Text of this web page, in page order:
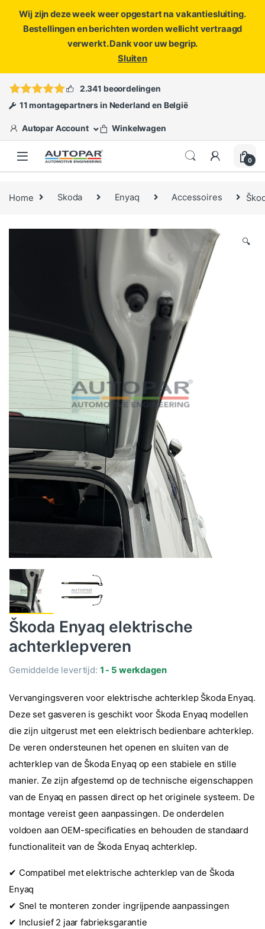
Wij zijn deze week weer opgestart na vakantiesluiting.
Bestellingen en berichten worden wellicht vertraagd
verwerkt. Dank voor uw begrip.
Sluiten
ofopen een ticket
2.341 beoordelingen
11 montagepartners in Nederland en België
Autopar Account Winkelwagen
0
Home Skoda Enyaq Accessoires
🔍
Škoda Enyaq elektrische
achterklepveren
Gemiddelde levertijd: 1 - 5 werkdagen
Vervangingsveren voor elektrische achterklep Škoda Enyaq.
Deze set gasveren is geschikt voor Škoda Enyaq modellen
die zijn uitgerust met een elektrisch bedienbare achterklep.
De veren ondersteunen het openen en sluiten van de
achterklep van de Škoda Enyaq op een stabiele en stille
manier. Ze zijn afgestemd op de technische eigenschappen
van de Enyaq en passen direct op het originele systeem. De
montage vereist geen aanpassingen. De onderdelen
voldoen aan OEM-specificaties en behouden de standaard
functionaliteit van de Škoda Enyaq achterklep.
✔ Compatibel met elektrische achterklep van de Škoda
Enyaq
✔ Snel te monteren zonder ingrijpende aanpassingen
✔ Inclusief 2 jaar fabrieksgarantie